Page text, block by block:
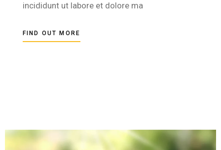
incididunt ut labore et dolore ma
FIND OUT MORE